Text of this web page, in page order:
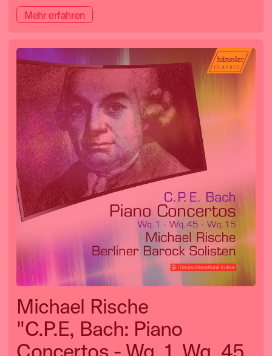
Mehr erfahren
Michael Rische
"C.P.E, Bach: Piano
Concertos - Wq. 1, Wq. 45,